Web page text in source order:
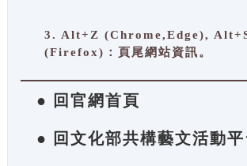
3. Alt+Z (Chrome,Edge),
(Firefox)：頁尾網站資訊。
● 回官網首頁
● 回文化部共構藝文活動